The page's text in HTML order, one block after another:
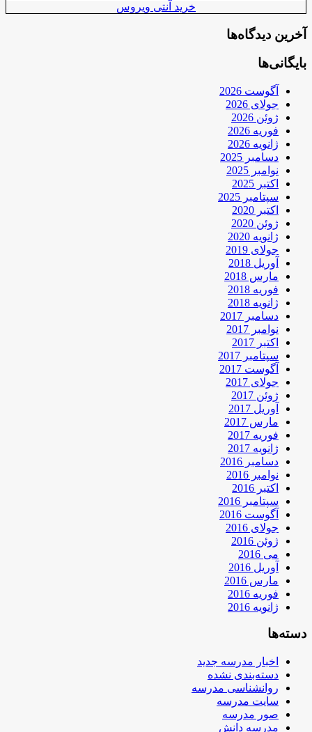
خرید آنتی ویروس
آخرین دیدگاه‌ها
بایگانی‌ها
آگوست 2026
جولای 2026
ژوئن 2026
فوریه 2026
ژانویه 2026
دسامبر 2025
نوامبر 2025
اکتبر 2025
سپتامبر 2025
اکتبر 2020
ژوئن 2020
ژانویه 2020
جولای 2019
آوریل 2018
مارس 2018
فوریه 2018
ژانویه 2018
دسامبر 2017
نوامبر 2017
اکتبر 2017
سپتامبر 2017
آگوست 2017
جولای 2017
ژوئن 2017
آوریل 2017
مارس 2017
فوریه 2017
ژانویه 2017
دسامبر 2016
نوامبر 2016
اکتبر 2016
سپتامبر 2016
آگوست 2016
جولای 2016
ژوئن 2016
می 2016
آوریل 2016
مارس 2016
فوریه 2016
ژانویه 2016
دسته‌ها
اخبار مدرسه جدید
دسته‌بندی نشده
روانشناسی مدرسه
سایت مدرسه
صور مدرسه
مدرسه دانش